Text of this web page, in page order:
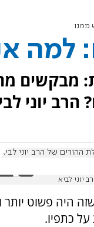
ממנו
למה
מבקשים
יוני
ההורים של הרב יוני לביא
יוני לביא
היה פשוט יותר
כתפיו.